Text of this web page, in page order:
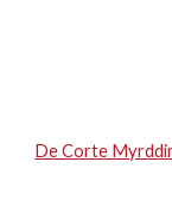
De Corte